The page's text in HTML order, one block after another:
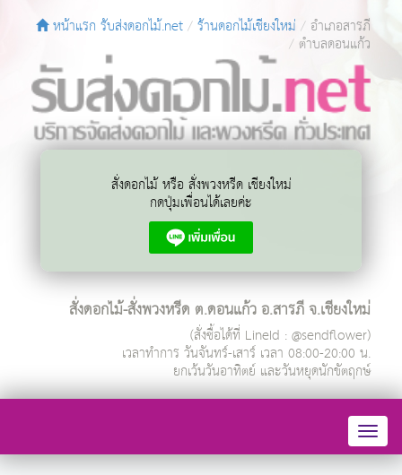
หน้าแรก รับส่งดอกไม้.net ร้านดอกไม้เชียงใหม่ อำเภอสารภี
ตำบลดอนแก้ว
สั่งดอกไม้ หรือ สั่งพวงหรีด เชียงใหม่
กดปุ่มเพื่อนได้เลยค่ะ
สั่งดอกไม้-สั่งพวงหรีด ต.ดอนแก้ว อ.สารภี จ.เชียงใหม่
(สั่งซื้อได้ที่ LineId : @sendflower)
เวลาทำการ วันจันทร์-เสาร์ เวลา 08:00-20:00 น.
ยกเว้นวันอาทิตย์ และวันหยุดนักขัตฤกษ์